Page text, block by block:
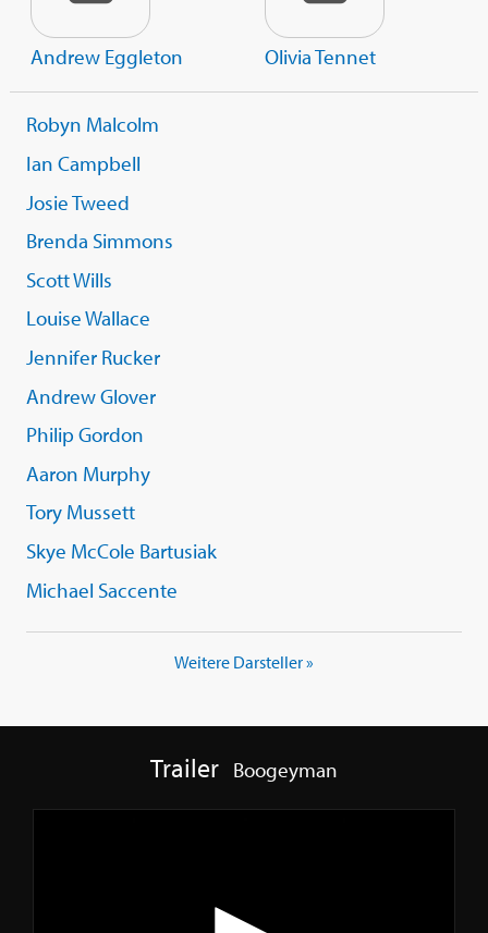
Andrew Eggleton Olivia Tennet
Robyn Malcolm
Ian Campbell
Josie Tweed
Brenda Simmons
Scott Wills
Louise Wallace
Jennifer Rucker
Andrew Glover
Philip Gordon
Aaron Murphy
Tory Mussett
Skye McCole Bartusiak
Michael Saccente
Weitere Darsteller »
Trailer Boogeyman